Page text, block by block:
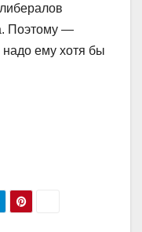
Поэтому —
ему хотя бы